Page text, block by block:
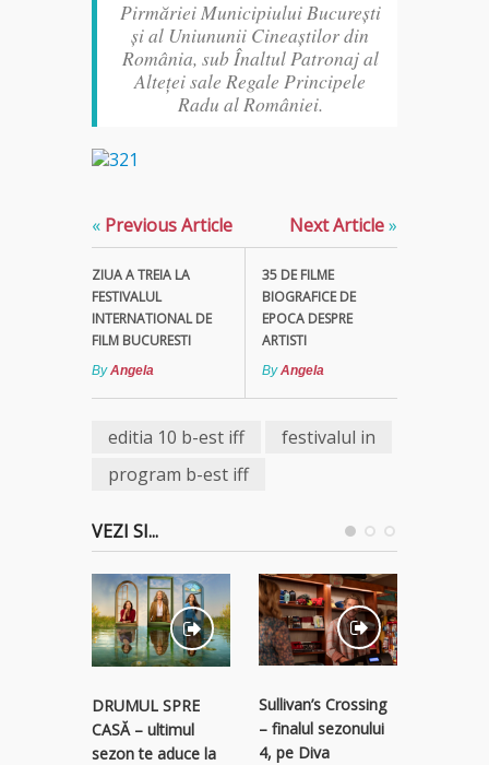
Pirmăriei Municipiului București
și al Uniununii Cineaștilor din
România, sub Înaltul Patronaj al
Alteței sale Regale Principele
Radu al României.
« Previous Article
ZIUA A TREIA LA
FESTIVALUL
INTERNATIONAL DE
FILM BUCURESTI
ByAngela
Next Article»
35 DE FILME
BIOGRAFICE DE
EPOCA DESPRE
ARTISTI
ByAngela
editia 10 b-est iff
festivalul in
program b-est iff
VEZI SI...
DRUMUL SPRE
CASĂ – ultimul
sezon te aduce la
Sullivan’s Crossing
– finalul sezonului
4, pe Diva